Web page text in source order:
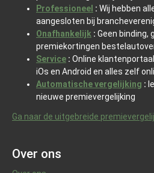
Professioneel : Wij hebben
aangesloten bij
Onafhankelijk : Geen binding,
premiekortingen
Service : Online
iOs en Android en alles zelf
Automatische vergelijking :
nieuwe premievergelijking
Ga naar de uitgebreide
Over ons